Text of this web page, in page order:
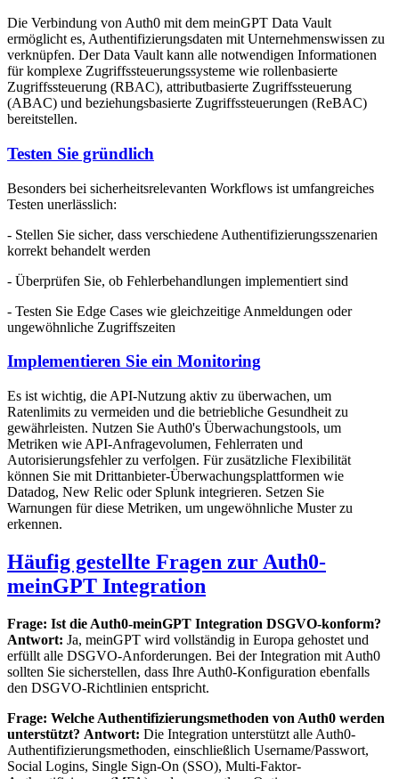
Die Verbindung von Auth0 mit dem meinGPT Data Vault
ermöglicht es, Authentifizierungsdaten mit Unternehmenswissen zu
verknüpfen. Der Data Vault kann alle notwendigen Informationen
für komplexe Zugriffssteuerungssysteme wie rollenbasierte
Zugriffssteuerung (RBAC), attributbasierte Zugriffssteuerung
(ABAC) und beziehungsbasierte Zugriffssteuerungen (ReBAC)
bereitstellen.
Testen Sie gründlich
Besonders bei sicherheitsrelevanten Workflows ist umfangreiches
Testen unerlässlich:
- Stellen Sie sicher, dass verschiedene Authentifizierungsszenarien
korrekt behandelt werden
- Überprüfen Sie, ob Fehlerbehandlungen implementiert sind
- Testen Sie Edge Cases wie gleichzeitige Anmeldungen oder
ungewöhnliche Zugriffszeiten
Implementieren Sie ein Monitoring
Es ist wichtig, die API-Nutzung aktiv zu überwachen, um
Ratenlimits zu vermeiden und die betriebliche Gesundheit zu
gewährleisten. Nutzen Sie Auth0's Überwachungstools, um
Metriken wie API-Anfragevolumen, Fehlerraten und
Autorisierungsfehler zu verfolgen. Für zusätzliche Flexibilität
können Sie mit Drittanbieter-Überwachungsplattformen wie
Datadog, New Relic oder Splunk integrieren. Setzen Sie
Warnungen für diese Metriken, um ungewöhnliche Muster zu
erkennen.
Häufig gestellte Fragen zur Auth0-
meinGPT Integration
Frage: Ist die Auth0-meinGPT Integration DSGVO-konform?
Antwort: Ja, meinGPT wird vollständig in Europa gehostet und
erfüllt alle DSGVO-Anforderungen. Bei der Integration mit Auth0
sollten Sie sicherstellen, dass Ihre Auth0-Konfiguration ebenfalls
den DSGVO-Richtlinien entspricht.
Frage: Welche Authentifizierungsmethoden von Auth0 werden
unterstützt? Antwort: Die Integration unterstützt alle Auth0-
Authentifizierungsmethoden, einschließlich Username/Passwort,
Social Logins, Single Sign-On (SSO), Multi-Faktor-